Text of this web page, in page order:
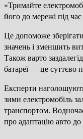
«Тримайте
його до мережі під
Це допоможе
значень і зменшить
Також варто
батареї — це суттєво
Експерти
зими електромобіль
транспортом.
про адаптацію авто